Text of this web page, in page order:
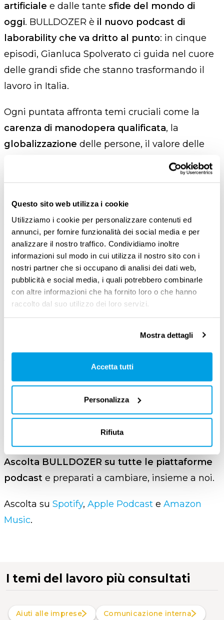
Questo sito web utilizza i cookie
Utilizziamo i cookie per personalizzare contenuti ed
annunci, per fornire funzionalità dei social media e per
analizzare il nostro traffico. Condividiamo inoltre
informazioni sul modo in cui utilizza il nostro sito con i
nostri partner che si occupano di analisi dei dati web,
pubblicità e social media, i quali potrebbero combinarle
con altre informazioni che ha fornito loro o che hanno
raccolto dal suo utilizzo dei loro servizi.
Mostra dettagli
Accetta tutti
Personalizza
Rifiuta
artificiale e dalle tante sfide del mondo di
oggi. BULLDOZER è il nuovo podcast di
laborability che va dritto al punto: in cinque
episodi, Gianluca Spolverato ci guida nel cuore
delle grandi sfide che stanno trasformando il
lavoro in Italia.
Ogni puntata affronta temi cruciali come la
carenza di manodopera qualificata, la
globalizzazione delle persone, il valore delle
e la
retention
regole del lavoro. L’IA accelera ogni
cambiamento: può offrire nuove opportunità,
ma anche nuovi rischi. Sta a noi scegliere come
utilizzarla.
Questo podcast non si limita alle parole, ma
punta all’azione. Rompere i muri, smuovere le
spinta per chi vuole davvero cambiare il
Se vuoi capire dove sta andando il mondo del
lavoro, se vuoi essere protagonista e non
restare immobile davanti all’accelerazione
dell’IA, questo è il posto giusto.
Ascolta BULLDOZER su tutte le piattaforme
podcast e preparati a cambiare, insieme a noi.
Ascolta su Spotify, Apple Podcast e Amazon
Music.
I temi del lavoro più consultati
Aiuti alle imprese
Comunicazione interna